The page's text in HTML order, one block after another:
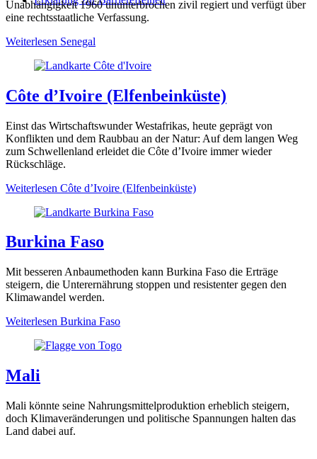
Unabhängigkeit 1960 ununterbrochen zivil regiert und verfügt über
eine rechtsstaatliche Verfassung.
Weiterlesen Senegal
Côte d’Ivoire (Elfenbeinküste)
Einst das Wirtschaftswunder Westafrikas, heute geprägt von
Konflikten und dem Raubbau an der Natur: Auf dem langen Weg
zum Schwellenland erleidet die Côte d’Ivoire immer wieder
Rückschläge.
Weiterlesen Côte d’Ivoire (Elfenbeinküste)
Burkina Faso
Mit besseren Anbaumethoden kann Burkina Faso die Erträge
steigern, die Unterernährung stoppen und resistenter gegen den
Klimawandel werden.
Weiterlesen Burkina Faso
Mali
Mali könnte seine Nahrungsmittelproduktion erheblich steigern,
doch Klimaveränderungen und politische Spannungen halten das
Land dabei auf.